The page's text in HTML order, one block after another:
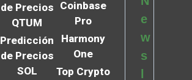
de Precios
QTUM
Predicción
de Precios
SOL
Coinbase
Pro
Harmony
One
Top Crypto
e
w
s